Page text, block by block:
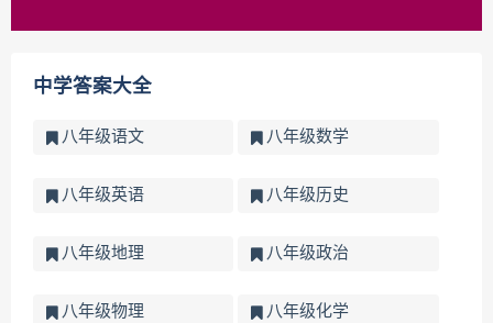
中学答案大全
八年级语文 八年级数学
八年级英语 八年级历史
八年级地理 八年级政治
八年级物理 八年级化学